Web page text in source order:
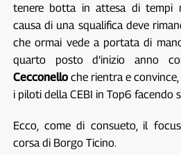
tenere botta in attesa di tempi
causa di una squalifica deve
che ormai vede a portata di
quarto posto d’inizio anno
Cecconelloche rientra e
i piloti della CEBI in Top6 facendo
Ecco, come di consueto, il
corsa di Borgo Ticino.